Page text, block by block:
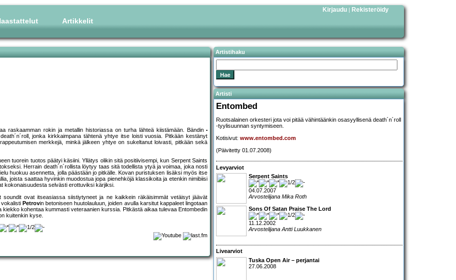
Artikkelit
Kirjaudu | Rekisteröidy
raskaamman rokin ja metallin historiassa on turha lähteä kiistämään. Bändin
jonka kirkkaimpana tähtenä yhtye itse loisti vuosia. Pitkään kestänyt
merkkejä, minkä jälkeen yhtye on sukeltanut loivasti, pitkään sekä
tuorein tuotos päätyi käsiini. Yllätys olikin sitä positiivisempi, kun Serpent Saints
Herrain death´n´rollista löytyy taas sitä todellista ytyä ja voimaa, joka nosti
huokuu asennetta, jolla päästään jo pitkälle. Kovan puristuksen lisäksi myös itse
joista saattaa hyvinkin muodostua jopa pienehköjä klassikoita ja etenkin nimibiisi
kokonaisuudesta selvästi erottuviksi kärjiksi.
ovat itseasiassa siistiytyneet ja ne kaikkein räkäisimmät vetäisyt jäävät
vokalisti Petrovin betoniseen huutolauluun, joiden avulla karsitut kappaleet lingotaan
kiekko kohentaa kummasti veteraanien kurssia. Pitkästä aikaa tulevaa Entombedin
kuitenkin kyse.
Artistihaku
Artisti
Entombed
Ruotsalainen orkesteri jota voi pitää vähintäänkin osasyyllisenä death´n´roll
-tyylisuunnan syntymiseen.
Kotisivut: www.entombed.com
(Päivitetty 01.07.2008)
Levyarviot
Serpent Saints
04.07.2007
Arvostelijana Mika Roth
Sons Of Satan Praise The Lord
11.12.2002
Arvostelijana Antti Luukkanen
Livearviot
Tuska Open Air – perjantai
27.06.2008